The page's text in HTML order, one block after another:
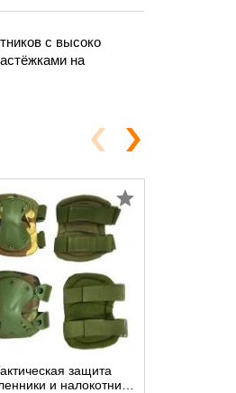
с высоко
на
защита
и налокотники